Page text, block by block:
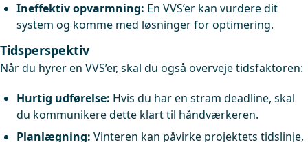
Ineffektiv opvarmning: En VVS’er kan vurdere dit
system og komme med løsninger for optimering.
Tidsperspektiv
Når du hyrer en VVS’er, skal du også overveje tidsfaktoren:
Hurtig udførelse: Hvis du har en stram deadline, skal
du kommunikere dette klart til håndværkeren.
Planlægning: Vinteren kan påvirke projektets tidslinje,